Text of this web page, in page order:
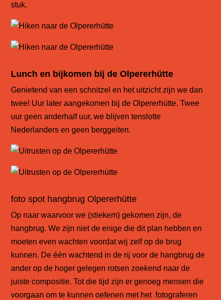
stuk.
Lunch en bijkomen bij de Olpererhütte
Genietend van een schnitzel en het uitzicht zijn we dan
twee! Uur later aangekomen bij de Olpererhütte. Twee
uur geen anderhalf uur, we blijven tenslotte
Nederlanders en geen berggeiten.
foto spot hangbrug Olpererhütte
Op naar waarvoor we (stiekem) gekomen zijn, de
hangbrug. We zijn niet de enige die dit plan hebben en
moeten even wachten voordat wij zelf op de brug
kunnen. De één wachtend in de rij voor de hangbrug de
ander op de hoger gelegen rotsen zoekend naar de
juiste compositie. Tot die tijd zijn er genoeg mensen die
voorgaan om te kunnen oefenen met het fotograferen